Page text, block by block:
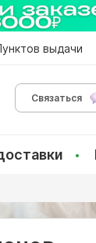
выдачи
Связаться